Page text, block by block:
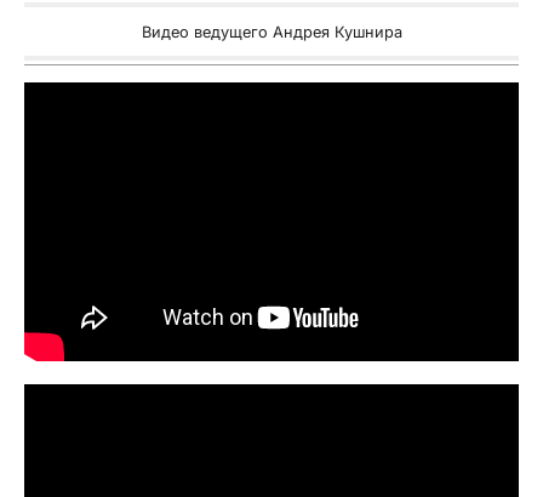
Видео ведущего Андрея Кушнира